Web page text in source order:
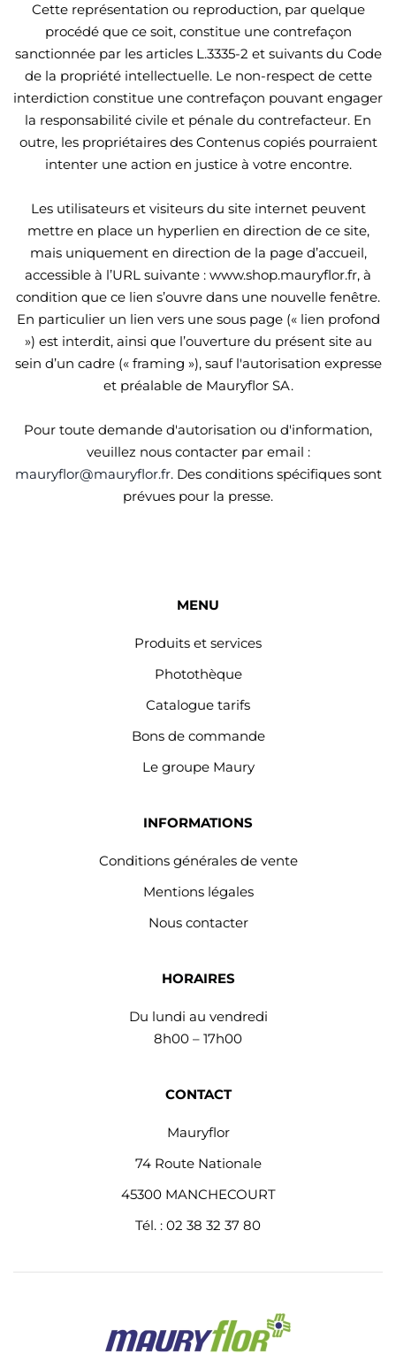
Cette représentation ou reproduction, par quelque
procédé que ce soit, constitue une contrefaçon
sanctionnée par les articles L.3335-2 et suivants du Code
de la propriété intellectuelle. Le non-respect de cette
interdiction constitue une contrefaçon pouvant engager
la responsabilité civile et pénale du contrefacteur. En
outre, les propriétaires des Contenus copiés pourraient
intenter une action en justice à votre encontre.
Les utilisateurs et visiteurs du site internet peuvent
mettre en place un hyperlien en direction de ce site,
mais uniquement en direction de la page d’accueil,
accessible à l’URL suivante : www.shop.mauryflor.fr, à
condition que ce lien s’ouvre dans une nouvelle fenêtre.
En particulier un lien vers une sous page (« lien profond
») est interdit, ainsi que l’ouverture du présent site au
sein d’un cadre (« framing »), sauf l'autorisation expresse
et préalable de Mauryflor SA.
Pour toute demande d'autorisation ou d'information,
veuillez nous contacter par email :
mauryflor@mauryflor.fr. Des conditions spécifiques sont
prévues pour la presse.
MENU
Produits et services
Photothèque
Catalogue tarifs
Bons de commande
Le groupe Maury
INFORMATIONS
Conditions générales de vente
Mentions légales
Nous contacter
HORAIRES
Du lundi au vendredi
8h00 – 17h00
CONTACT
Mauryflor
74 Route Nationale
45300 MANCHECOURT
Tél. : 02 38 32 37 80